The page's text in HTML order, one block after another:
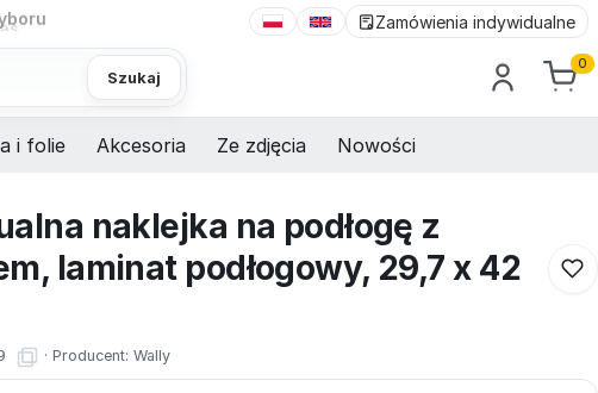
Zamówienia indywidualne
Szukaj
0
i folie Akcesoria Ze zdjęcia Nowości
naklejka na podłogę z
laminat podłogowy, 29,7 x 42
· Producent: Wally